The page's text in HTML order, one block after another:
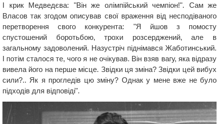
І крик Медведєва: "Він же олімпійський чемпіон!". Сам же
Власов так згодом описував свої враження від несподіваного
перетворення свого конкурента: "Я йшов з помосту
спустошений боротьбою, трохи розсерджений, але в
загальному задоволений. Назустріч піднімався Жаботинський.
І потім сталося те, чого я не очікував. Він взяв вагу, яка відразу
вивела його на перше місце. Звідки ця зміна? Звідки цей вибух
сили?.. Як я прогледів цю зміну? Однак у мене вже не було
підходів для відповіді".